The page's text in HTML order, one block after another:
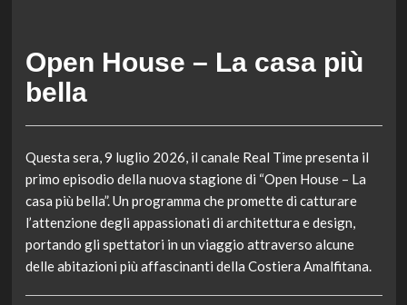
Open House – La casa più
bella
Questa sera, 9 luglio 2026, il canale Real Time presenta il
primo episodio della nuova stagione di “Open House – La
casa più bella”. Un programma che promette di catturare
l’attenzione degli appassionati di architettura e design,
portando gli spettatori in un viaggio attraverso alcune
delle abitazioni più affascinanti della Costiera Amalfitana.